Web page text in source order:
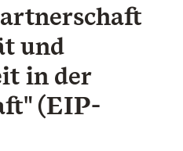
und
in der
(EIP-